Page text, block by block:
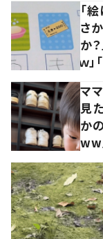
「
さ
か
ｗ
マ
見
か
ww